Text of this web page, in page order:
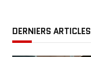
DERNIERS ARTICLES